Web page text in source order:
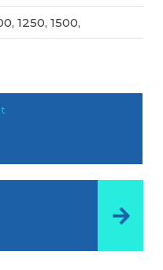
1250, 1500,